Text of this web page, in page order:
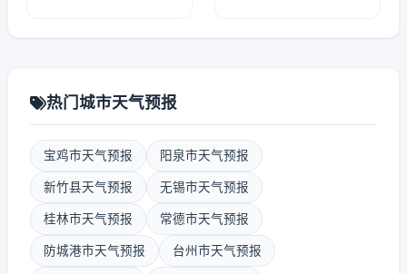
热门城市天气预报
宝鸡市天气预报 阳泉市天气预报
新竹县天气预报 无锡市天气预报
桂林市天气预报 常德市天气预报
防城港市天气预报 台州市天气预报